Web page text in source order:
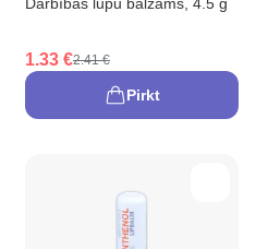
1.33 €2.41 €
Pirkt